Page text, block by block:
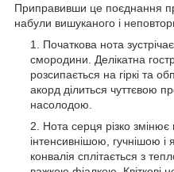
Приправивши це поєднання
набули вишуканого і
Початкова нота
смородини. Делікатна
розсипається на гіркі та
акорд ділиться чуттєвою
насолодою.
Нота серця різко змінює
інтенсивнішою, гучнішою і
конвалія сплітається з